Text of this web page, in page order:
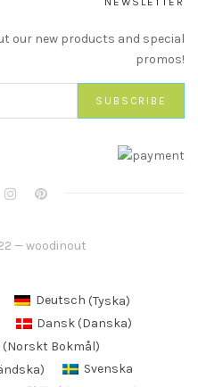
our new products and special
promos!
— woodinout
Deutsch (Tyska)
Dansk (Danska)
(Norskt Bokmål)
)
Svenska